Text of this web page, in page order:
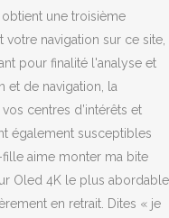
une troisième
navigation sur ce site,
pour finalité l'analyse et
et de navigation, la
centres d’intérêts et
également susceptibles
aime monter ma bite
Oled 4K le plus abordable
en retrait. Dites « je